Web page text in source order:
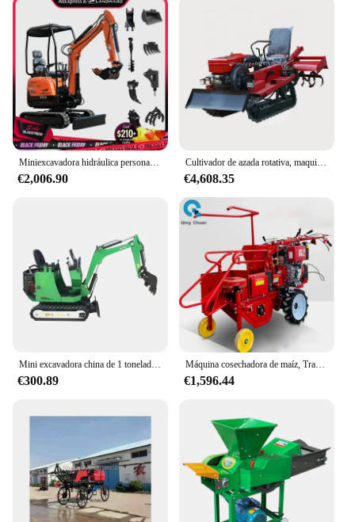
Miniexcavadora hidráulica personalizada de 1,8 toneladas, venta al por mayor de fábrica, miniexcavadora sobre orugas de 1300kg, granja de huerto, pequeña excavadora, precio FOB
€2,006.90
Cultivador de azada rotativa, maquinaria agrícola, Mini cultivador multifuncional para caminar, tractores, Micro máquina de labranza
€4,608.35
Mini excavadora china de 1 tonelada, máquina de excavación personalizada, EPA Euro 5, motor fuerte, excavadora sobre orugas, uso agrícola
€300.89
Máquina cosechadora de maíz, Tractor, Mini máquina recolectora de maíz, pulverizador de maíz dulce, máquina recolectora de maíz
€1,596.44